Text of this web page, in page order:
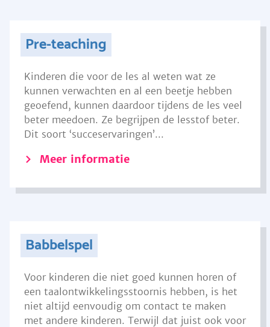
Pre-teaching
Kinderen die voor de les al weten wat ze
kunnen verwachten en al een beetje hebben
geoefend, kunnen daardoor tijdens de les veel
beter meedoen. Ze begrijpen de lesstof beter.
Dit soort ‘succeservaringen’...
Meer informatie
Babbelspel
Voor kinderen die niet goed kunnen horen of
een taalontwikkelingsstoornis hebben, is het
niet altijd eenvoudig om contact te maken
met andere kinderen. Terwijl dat juist ook voor